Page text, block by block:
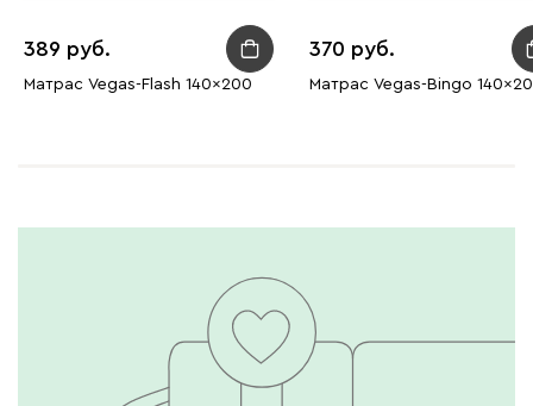
389
Матрас Vegas-Flash 140x200
370
Матрас Vegas-Bingo